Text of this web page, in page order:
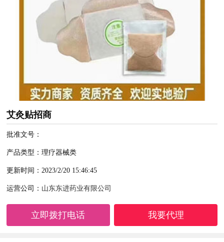
艾灸贴招商
批准文号：
产品类型：理疗器械类
更新时间：2023/2/20 15:46:45
运营公司： 山东东进药业有限公司
立即拨打电话 我要代理